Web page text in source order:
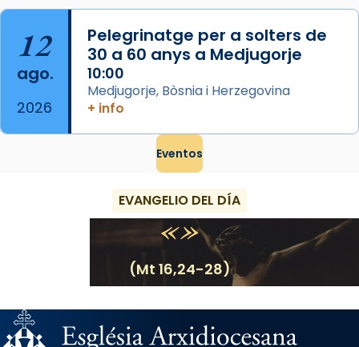
12
ago.
2026
Pelegrinatge per a solters de
30 a 60 anys a Medjugorje
10:00
Medjugorje, Bòsnia i Herzegovina
+ info
Eventos
EVANGELIO DEL DÍA
(Mt 16,24-28)